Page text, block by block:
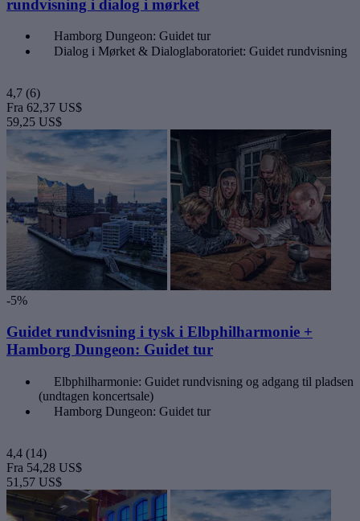
rundvisning i dialog i mørket
Hamborg Dungeon: Guidet tur
Dialog i Mørket & Dialoglaboratoriet: Guidet rundvisning
4,7 (6)
Fra 62,37 US$
59,25 US$
-5%
Guidet rundvisning i tysk i Elbphilharmonie +
Hamborg Dungeon: Guidet tur
Elbphilharmonie: Guidet rundvisning og adgang til pladsen
(undtagen koncertsale)
Hamborg Dungeon: Guidet tur
4,4 (14)
Fra 54,28 US$
51,57 US$